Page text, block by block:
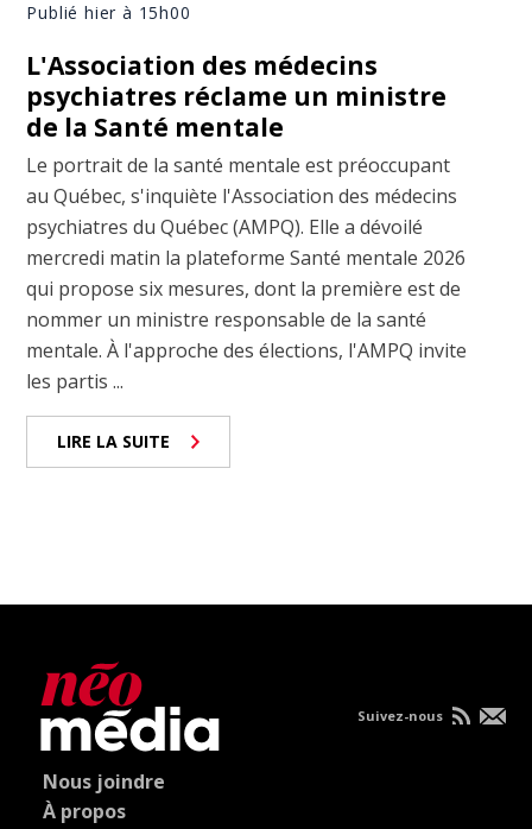
Publié hier à 15h00
L'Association des médecins
psychiatres réclame un ministre
de la Santé mentale
Le portrait de la santé mentale est préoccupant
au Québec, s'inquiète l'Association des médecins
psychiatres du Québec (AMPQ). Elle a dévoilé
mercredi matin la plateforme Santé mentale 2026
qui propose six mesures, dont la première est de
nommer un ministre responsable de la santé
mentale. À l'approche des élections, l'AMPQ invite
les partis ...
LIRE LA SUITE
Nous joindre
À propos
Suivez-nous